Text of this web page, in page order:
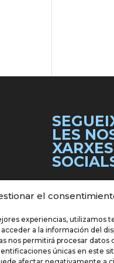
el
experiencias, utilizamos
acceder a la información del
nos permitirá procesar
únicas en este
LES
XARXES